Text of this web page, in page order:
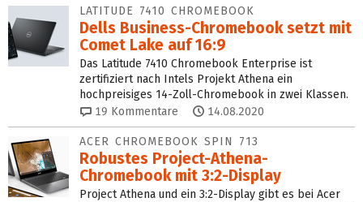
LATITUDE 7410 CHROMEBOOK
Dells Business-Chromebook setzt mit
Comet Lake auf 16:9
Das Latitude 7410 Chromebook Enterprise ist
zertifiziert nach Intels Projekt Athena ein
hochpreisiges 14-Zoll-Chromebook in zwei Klassen.
19 Kommentare 14.08.2020
ACER CHROMEBOOK SPIN 713
Robustes Project-Athena-
Chromebook mit 3:2-Display
Project Athena und ein 3:2-Display gibt es bei Acer